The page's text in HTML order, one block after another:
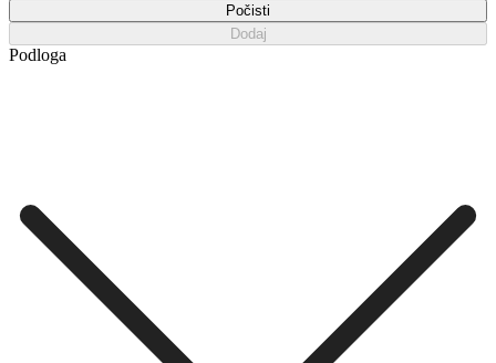
Počisti
Dodaj
Podloga